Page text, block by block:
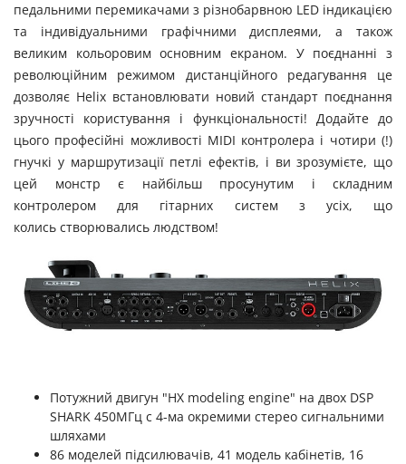
педальними перемикачами з різнобарвною LED індикацією
та індивідуальними графічними дисплеями, а також
великим кольоровим основним екраном. У поєднанні з
революційним режимом дистанційного редагування це
дозволяє Helix встановлювати новий стандарт поєднання
зручності користування і функціональності! Додайте до
цього професійні можливості MIDI контролера і чотири (!)
гнучкі у маршрутизації петлі ефектів, і ви зрозумієте, що
цей монстр є найбільш просунутим і складним
контролером для гітарних систем з усіх, що
колись створювались людством!
Потужний двигун "HX modeling engine" на двох DSP
SHARK 450МГц c 4-ма окремими стерео сигнальними
шляхами
86 моделей підсилювачів, 41 модель кабінетів, 16